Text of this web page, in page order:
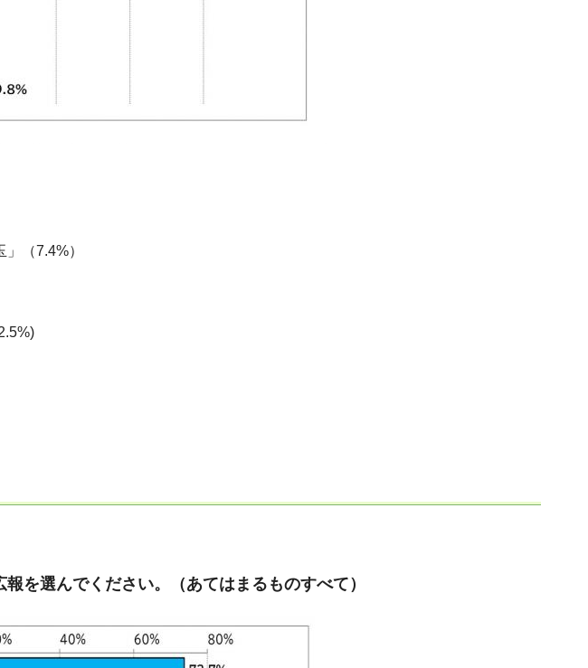
（7.4%）
を選んでください。（あてはまるものすべて）